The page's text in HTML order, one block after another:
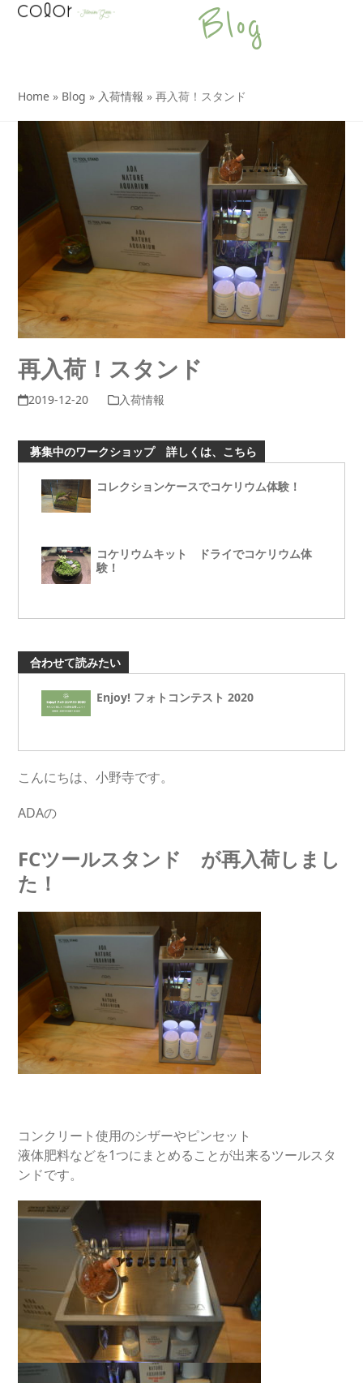
SkipOpen
Close
Blog
Home » Blog » 入荷情報 »再入荷！スタンド
再入荷！スタンド
2019-12-20 入荷情報
募集中のワークショップ 詳しくは、こちら
コレクションケースでコケリウム体験！
コケリウムキット ドライでコケリウム体
験！
合わせて読みたい
Enjoy! フォトコンテスト 2020
こんにちは、小野寺です。
ADAの
FCツールスタンド が再入荷しまし
た！
コンクリート使用のシザーやピンセット
液体肥料などを1つにまとめることが出来るツールスタ
ンドです。